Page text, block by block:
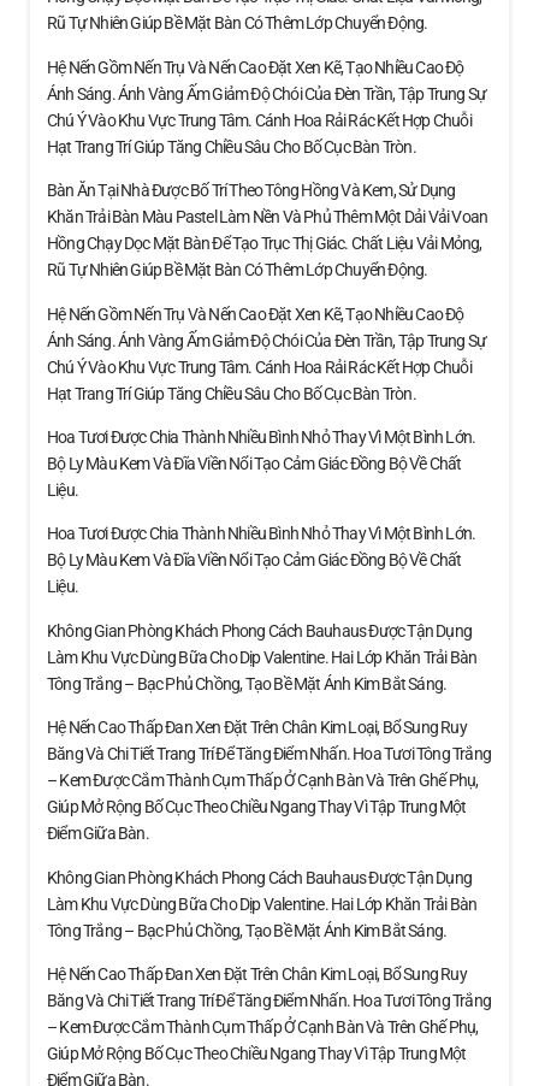
Rũ Tự Nhiên Giúp Bề Mặt Bàn Có Thêm Lớp Chuyển Động.
Hệ Nến Gồm Nến Trụ Và Nến Cao Đặt Xen Kẽ, Tạo Nhiều Cao Độ
Ánh Sáng. Ánh Vàng Ấm Giảm Độ Chói Của Đèn Trần, Tập Trung Sự
Chú Ý Vào Khu Vực Trung Tâm. Cánh Hoa Rải Rác Kết Hợp Chuỗi
Hạt Trang Trí Giúp Tăng Chiều Sâu Cho Bố Cục Bàn Tròn.
Bàn Ăn Tại Nhà Được Bố Trí Theo Tông Hồng Và Kem, Sử Dụng
Khăn Trải Bàn Màu Pastel Làm Nền Và Phủ Thêm Một Dải Vải Voan
Hồng Chạy Dọc Mặt Bàn Để Tạo Trục Thị Giác. Chất Liệu Vải Mỏng,
Rũ Tự Nhiên Giúp Bề Mặt Bàn Có Thêm Lớp Chuyển Động.
Hệ Nến Gồm Nến Trụ Và Nến Cao Đặt Xen Kẽ, Tạo Nhiều Cao Độ
Ánh Sáng. Ánh Vàng Ấm Giảm Độ Chói Của Đèn Trần, Tập Trung Sự
Chú Ý Vào Khu Vực Trung Tâm. Cánh Hoa Rải Rác Kết Hợp Chuỗi
Hạt Trang Trí Giúp Tăng Chiều Sâu Cho Bố Cục Bàn Tròn.
Hoa Tươi Được Chia Thành Nhiều Bình Nhỏ Thay Vì Một Bình Lớn.
Bộ Ly Màu Kem Và Đĩa Viền Nổi Tạo Cảm Giác Đồng Bộ Về Chất
Liệu.
Hoa Tươi Được Chia Thành Nhiều Bình Nhỏ Thay Vì Một Bình Lớn.
Bộ Ly Màu Kem Và Đĩa Viền Nổi Tạo Cảm Giác Đồng Bộ Về Chất
Liệu.
Không Gian Phòng Khách Phong Cách Bauhaus Được Tận Dụng
Làm Khu Vực Dùng Bữa Cho Dịp Valentine. Hai Lớp Khăn Trải Bàn
Tông Trắng – Bạc Phủ Chồng, Tạo Bề Mặt Ánh Kim Bắt Sáng.
Hệ Nến Cao Thấp Đan Xen Đặt Trên Chân Kim Loại, Bổ Sung Ruy
Băng Và Chi Tiết Trang Trí Để Tăng Điểm Nhấn. Hoa Tươi Tông Trắng
– Kem Được Cắm Thành Cụm Thấp Ở Cạnh Bàn Và Trên Ghế Phụ,
Giúp Mở Rộng Bố Cục Theo Chiều Ngang Thay Vì Tập Trung Một
Điểm Giữa Bàn.
Không Gian Phòng Khách Phong Cách Bauhaus Được Tận Dụng
Làm Khu Vực Dùng Bữa Cho Dịp Valentine. Hai Lớp Khăn Trải Bàn
Tông Trắng – Bạc Phủ Chồng, Tạo Bề Mặt Ánh Kim Bắt Sáng.
Hệ Nến Cao Thấp Đan Xen Đặt Trên Chân Kim Loại, Bổ Sung Ruy
Băng Và Chi Tiết Trang Trí Để Tăng Điểm Nhấn. Hoa Tươi Tông Trắng
– Kem Được Cắm Thành Cụm Thấp Ở Cạnh Bàn Và Trên Ghế Phụ,
Giúp Mở Rộng Bố Cục Theo Chiều Ngang Thay Vì Tập Trung Một
Điểm Giữa Bàn.